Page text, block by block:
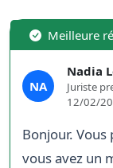
Meilleure
NA
Nadia
Juriste
12/02/
Bonjour.
vous avez un